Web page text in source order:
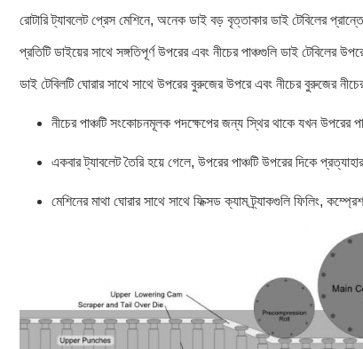
রোটারি ট্যাবলেট প্রেস মেশিনে, অনেক ডাই বড় বৃত্তাকার ডাই টেবিলের
প্রতিটি ডাইয়ের সাথে সঙ্গতিপূর্ণ উপরের এবং নীচের পাঞ্চগুলি ডাই
ডাই টেবিলটি ঘোরার সাথে সাথে উপরের বুরুজের উপরে এবং নীচের বুরুজের
নীচের পাঞ্চটি সংকোচনমূলক পদক্ষেপের জন্য স্থির থাকে যখন উপরের
একবার ট্যাবলেট তৈরি হয়ে গেলে, উপরের পাঞ্চটি উপরের দিকে
মেশিনের মাথা ঘোরার সাথে সাথে ফিক্সড ক্যাম ট্র্যাকগুলি ফিলিং,